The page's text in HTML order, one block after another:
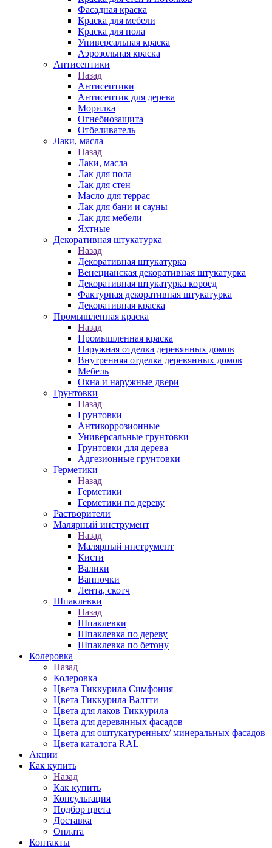
Фасадная краска
Краска для мебели
Краска для пола
Универсальная краска
Аэрозольная краска
Антисептики
Назад
Антисептики
Антисептик для дерева
Морилка
Огнебиозащита
Отбеливатель
Лаки, масла
Назад
Лаки, масла
Лак для пола
Лак для стен
Масло для террас
Лак для бани и сауны
Лак для мебели
Яхтные
Декоративная штукатурка
Назад
Декоративная штукатурка
Венецианская декоративная штукатурка
Декоративная штукатурка короед
Фактурная декоративная штукатурка
Декоративная краска
Промышленная краска
Назад
Промышленная краска
Наружная отделка деревянных домов
Внутренняя отделка деревянных домов
Мебель
Окна и наружные двери
Грунтовки
Назад
Грунтовки
Антикоррозионные
Универсальные грунтовки
Грунтовки для дерева
Адгезионные грунтовки
Герметики
Назад
Герметики
Герметики по дереву
Растворители
Малярный инструмент
Назад
Малярный инструмент
Кисти
Валики
Ванночки
Лента, скотч
Шпаклевки
Назад
Шпаклевки
Шпаклевка по дереву
Шпаклевка по бетону
Колеровка
Назад
Колеровка
Цвета Тиккурила Симфония
Цвета Тиккурила Валтти
Цвета для лаков Тиккурила
Цвета для деревянных фасадов
Цвета для оштукатуренных/ минеральных фасадов
Цвета каталога RAL
Акции
Как купить
Назад
Как купить
Консультация
Подбор цвета
Доставка
Оплата
Контакты